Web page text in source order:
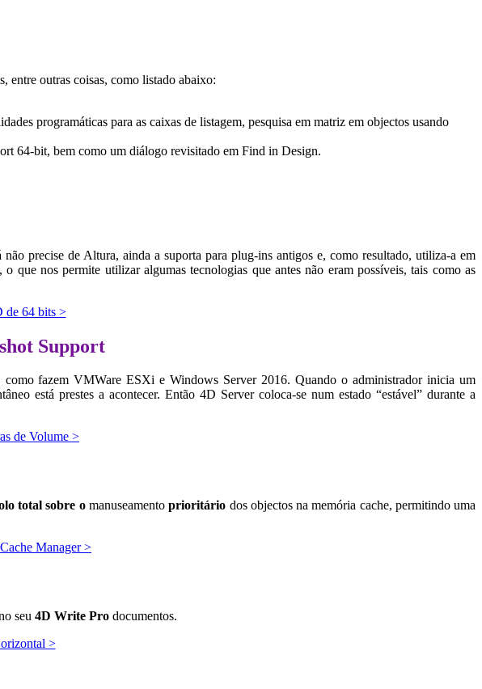
entre outras coisas, como listado abaixo:
programáticas para as caixas de listagem, pesquisa em matriz em objectos usando
64-bit, bem como um diálogo revisitado em Find in Design.
precise de Altura, ainda a suporta para plug-ins antigos e, como resultado, utiliza-a em
o que nos permite utilizar algumas tecnologias que antes não eram possíveis, tais como as
de 64 bits >
Support
como fazemVMWare ESXi eWindows Server 2016. Quando o administrador inicia um
está prestes a acontecer. Então 4D Servercoloca-se num estado “estável” durante a
de Volume >
total sobre omanuseamentoprioritário dos objectos na memória cache, permitindo uma
Manager >
seu 4D Write Pro documentos.
>